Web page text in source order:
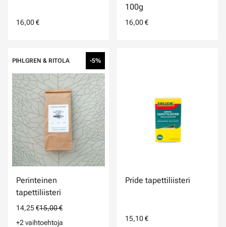
16,00 €
100g
16,00 €
PIHLGREN & RITOLA -5%
Perinteinen
tapettiliisteri
14,25 €15,00 €
+2 vaihtoehtoja
Pride tapettiliisteri
15,10 €